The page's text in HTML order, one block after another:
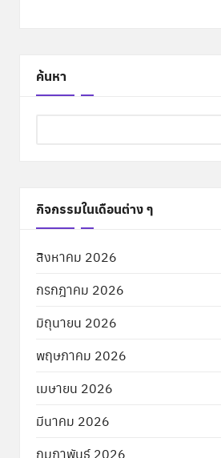
ค้นหา
กิจกรรมในเดือนต่าง ๆ
สิงหาคม 2026
กรกฎาคม 2026
มิถุนายน 2026
พฤษภาคม 2026
เมษายน 2026
มีนาคม 2026
กุมภาพันธ์ 2026